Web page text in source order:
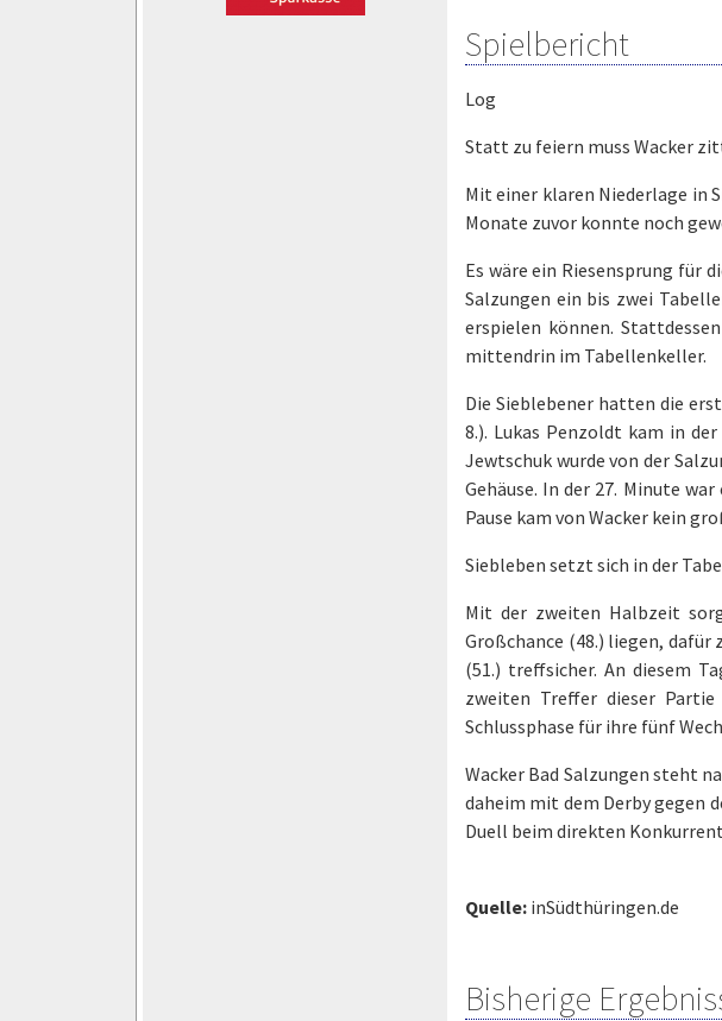
Spielbericht
Log
Statt zu feiern muss Wacker
Mit einer klaren Niederlage in
Monate zuvor konnte noch
Es wäre ein Riesensprung für
Salzungen ein bis zwei
erspielen können.
mittendrin im Tabellenkeller.
Die Sieblebener hatten die
8.). Lukas Penzoldt kam in
Jewtschuk wurde von der
Gehäuse. In der 27. Minute
Pause kam von Wacker kein
Siebleben setzt sich in der
Mit der zweiten Halbzeit
Großchance (48.) liegen,
(51.) treffsicher. An diesem
zweiten Treffer dieser
Schlussphase für ihre fünf
Wacker Bad Salzungen steht
daheim mit dem Derby gegen
Duell beim direkten
Quelle: inSüdthüringen.de
Bisherige